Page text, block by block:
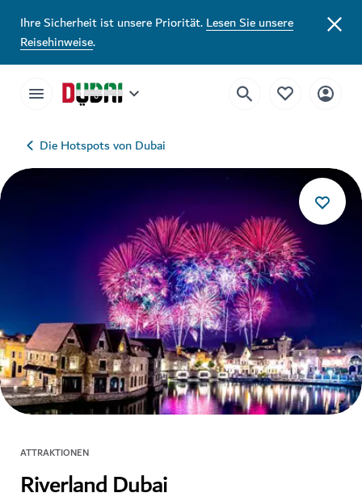
Ihre Sicherheit ist unsere Priorität.Lesen Sie unsere
Reisehinweise.
Die Hotspots von Dubai
ATTRAKTIONEN
Riverland Dubai